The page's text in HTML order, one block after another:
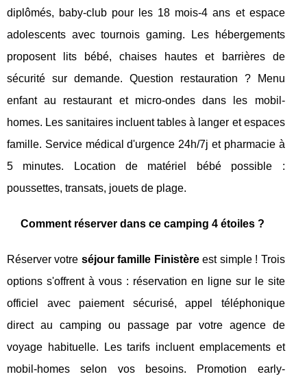
diplômés, baby-club pour les 18 mois-4 ans et espace
adolescents avec tournois gaming. Les hébergements
proposent lits bébé, chaises hautes et barrières de
sécurité sur demande. Question restauration ? Menu
enfant au restaurant et micro-ondes dans les mobil-
homes. Les sanitaires incluent tables à langer et espaces
famille. Service médical d'urgence 24h/7j et pharmacie à
5 minutes. Location de matériel bébé possible :
poussettes, transats, jouets de plage.
Comment réserver dans ce camping 4 étoiles ?
Réserver votre séjour famille Finistèreest simple ! Trois
options s'offrent à vous : réservation en ligne sur le site
officiel avec paiement sécurisé, appel téléphonique
direct au camping ou passage par votre agence de
voyage habituelle. Les tarifs incluent emplacements et
mobil-homes selon vos besoins. Promotion early-